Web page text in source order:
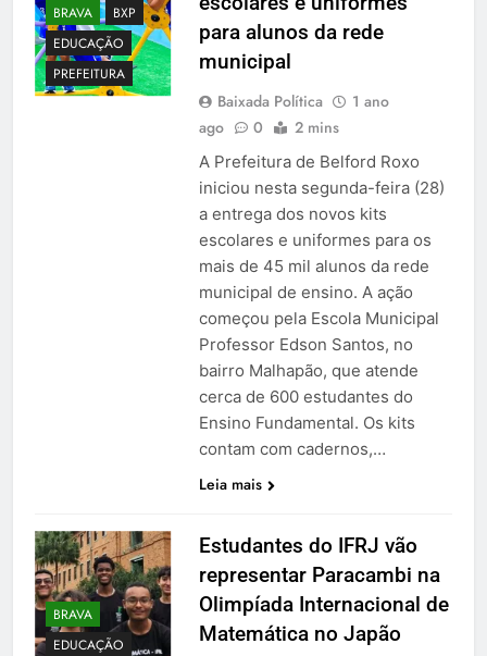
BRAVA
BXP
EDUCAÇÃO
PREFEITURA
para alunos da rede
municipal
Baixada Política
1 ano
ago
0 2 mins
A Prefeitura de Belford Roxo
iniciou nesta segunda-feira (28)
a entrega dos novos kits
escolares e uniformes para os
mais de 45 mil alunos da rede
municipal de ensino. A ação
começou pela Escola Municipal
Professor Edson Santos, no
bairro Malhapão, que atende
cerca de 600 estudantes do
Ensino Fundamental. Os kits
contam com cadernos,…
Leia mais
BRAVA
EDUCAÇÃO
Estudantes do IFRJ vão
representar Paracambi na
Olimpíada Internacional de
Matemática no Japão